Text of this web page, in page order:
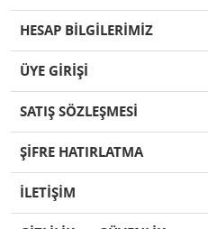
HESAP BİLGİLERİMİZ
ÜYE GİRİŞİ
SATIŞ SÖZLEŞMESİ
ŞİFRE HATIRLATMA
İLETİŞİM